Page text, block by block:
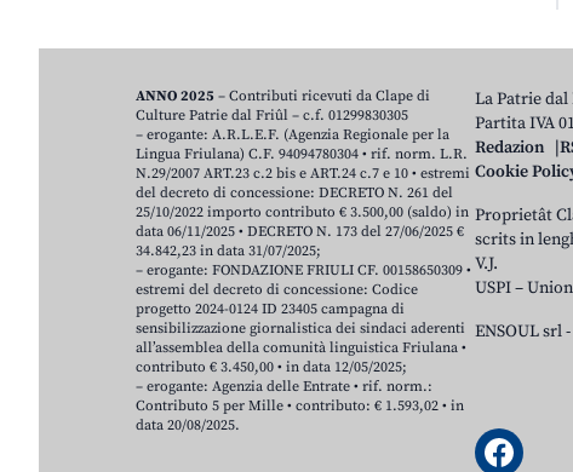
La Patrie
Partita IVA
Redazion
Cookie
Proprietât
scrits in
V.J.
USPI –
ENSOUL srl-
ANNO 2025 – Contributi ricevuti da Clape di
Culture Patrie dal Friûl – c.f. 01299830305
– erogante: A.R.L.E.F. (Agenzia Regionale per la
Lingua Friulana) C.F. 94094780304 • rif. norm. L.R.
N.29/2007 ART.23 c.2 bis e ART.24 c.7 e 10 • estremi
del decreto di concessione: DECRETO N. 261 del
25/10/2022 importo contributo € 3.500,00 (saldo) in
data 06/11/2025 • DECRETO N. 173 del 27/06/2025 €
34.842,23 in data 31/07/2025;
– erogante: FONDAZIONE FRIULI CF. 00158650309 •
estremi del decreto di concessione: Codice
progetto 2024-0124 ID 23405 campagna di
sensibilizzazione giornalistica dei sindaci aderenti
all’assemblea della comunità linguistica Friulana •
contributo € 3.450,00 • in data 12/05/2025;
– erogante: Agenzia delle Entrate • rif. norm.:
Contributo 5 per Mille • contributo: € 1.593,02 • in
data 20/08/2025.